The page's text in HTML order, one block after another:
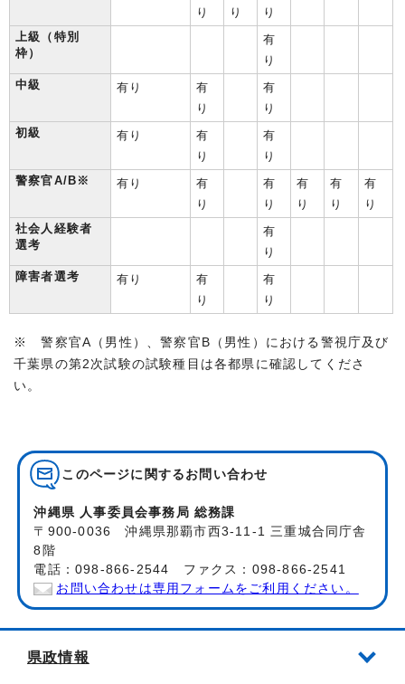
り
り
り
上級（特別
枠）
有
り
中級
有り
有
り
有
り
初級
有り
有
り
有
り
警察官A/B※
有り
有
り
有
り
有
り
有
り
有
り
社会人経験者
選考
有
り
障害者選考
有り
有
り
有
り
※ 警察官A（男性）、警察官B（男性）における警視庁及び
千葉県の第2次試験の試験種目は各都県に確認してくださ
い。
このページに関する お問い合わせ
沖縄県 人事委員会事務局 総務課
〒900-0036 沖縄県那覇市西3-11-1 三重城合同庁舎
8階
電話：098-866-2544 ファクス：098-866-2541
お問い合わせは専用フォームをご利用ください。
県政情報